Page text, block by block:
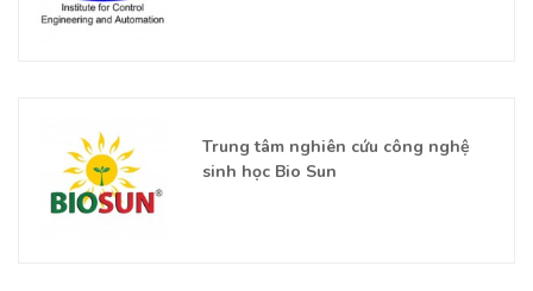
Trung tâm nghiên cứu công nghệ
sinh học Bio Sun